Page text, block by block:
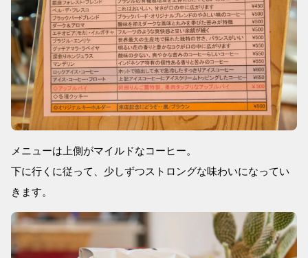
メニューは上側がマイルドなコーヒー。
下に行くに従って、少しずつストロングな味わいになってい
きます。